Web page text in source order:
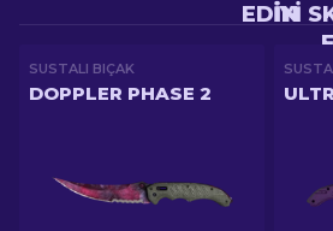
IYI
EDIN
SUSTALI BIÇAK
DOPPLER PHASE 2